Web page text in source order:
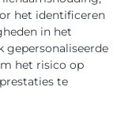
het identificeren
in het
gepersonaliseerde
het risico op
te